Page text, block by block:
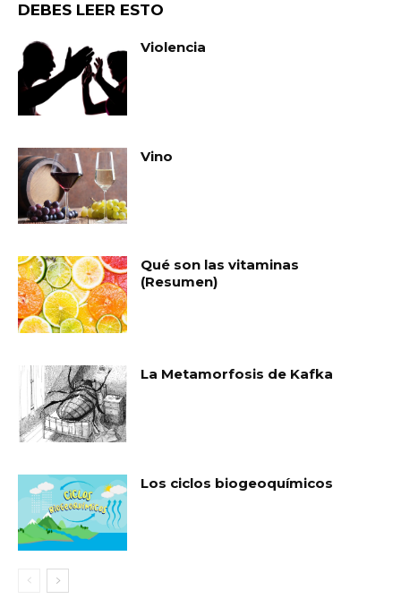
DEBES LEER ESTO
Violencia
Vino
Qué son las vitaminas
(Resumen)
La Metamorfosis de Kafka
Los ciclos biogeoquímicos